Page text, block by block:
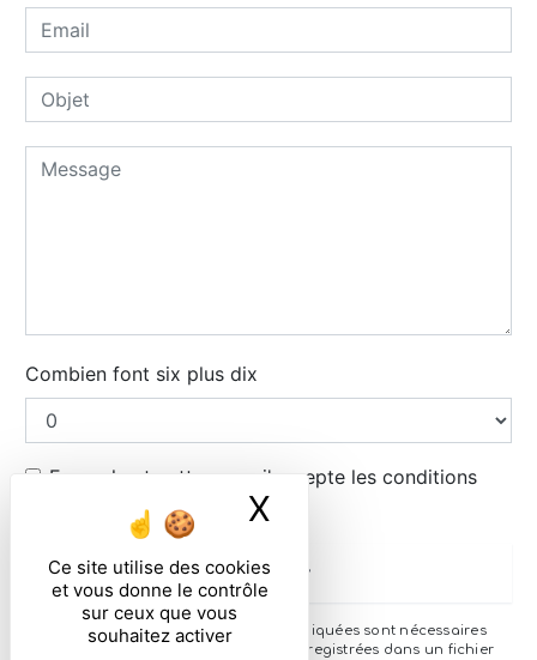
Ce site utilise des cookies
et vous donne le contrôle
sur ceux que vous
souhaitez activer
X
Combien font six plus dix
En cochant cette case, j'accepte les conditions
particulières ci-dessous **
Envoyer
** Les données personnelles communiquées sont nécessaires
aux fins de vous contacter et sont enregistrées dans un fichier